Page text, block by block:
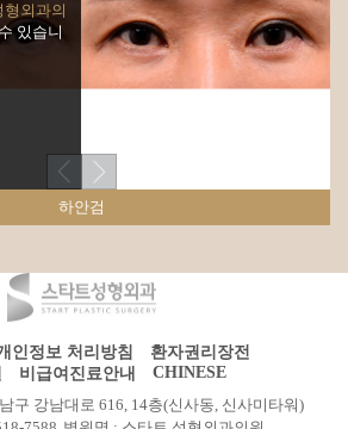
형외과의
있습니
하안검
인정보 처리방침
환자권리장전
비급여진료안내
CHINESE
구 강남대로 616, 14층(신사동, 신사미타워)